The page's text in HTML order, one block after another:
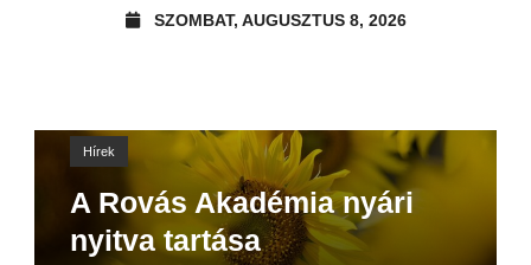
SZOMBAT, AUGUSZTUS 8, 2026
Hírek
A Rovás Akadémia nyári
nyitva tartása